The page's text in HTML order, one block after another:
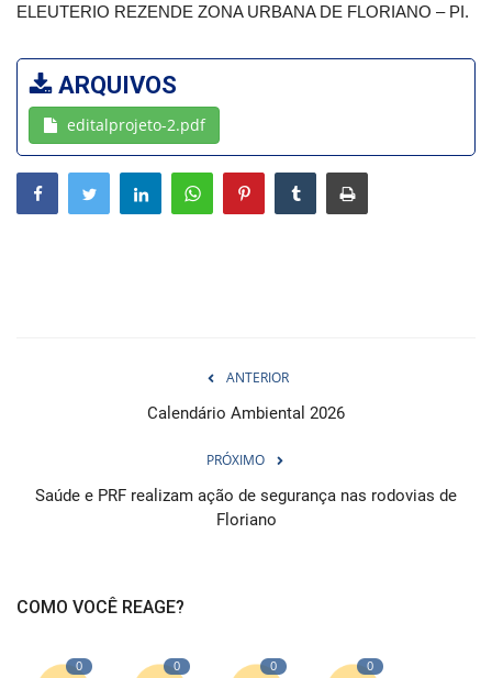
Mural de Licitações
Notícias
Vídeos
Webmail
ELEUTERIO REZENDE ZONA URBANA DE FLORIANO – PI.
ARQUIVOS
editalprojeto-2.pdf
ANTERIOR
Calendário Ambiental 2026
PRÓXIMO
Saúde e PRF realizam ação de segurança nas rodovias de
Floriano
COMO VOCÊ REAGE?
0 0 0 0